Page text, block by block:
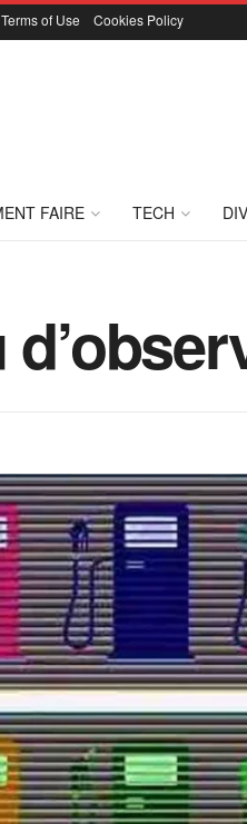
Terms of Use Cookies Policy
FAIRE TECH